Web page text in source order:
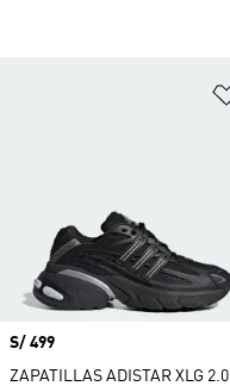
Precio
S/ 499
ZAPATILLAS ADISTAR XLG 2.0